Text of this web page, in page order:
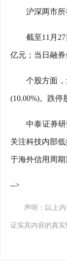
沪深两市所
截至11月
亿元；当日融券
个股方面
(10.00%)。跌停
中泰证券
关注科技内部
于海外信用周
-->
声明：以上
证实其内容的真实